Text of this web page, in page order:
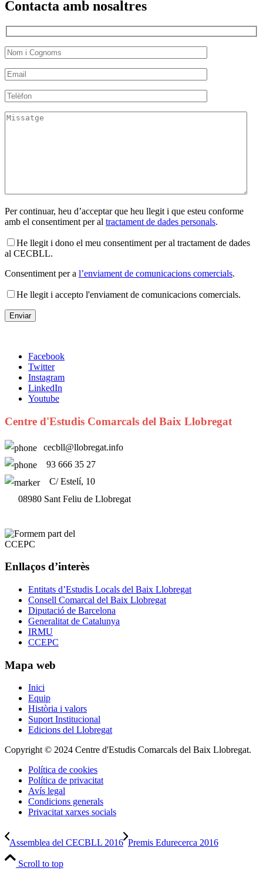
Contacta amb nosaltres
Per continuar, heu d’acceptar que heu llegit i que esteu conforme
amb el consentiment per al tractament de dades personals.
He llegit i dono el meu consentiment per al tractament de dades
al CECBLL.
Consentiment per a l’enviament de comunicacions comercials.
He llegit i accepto l'enviament de comunicacions comercials.
Facebook
Twitter
Instagram
LinkedIn
Youtube
Centre d'Estudis Comarcals del Baix Llobregat
cecbll@llobregat.info
93 666 35 27
C/ Estelí, 10
08980 Sant Feliu de Llobregat
Enllaços d’interès
Entitats d’Estudis Locals del Baix Llobregat
Consell Comarcal del Baix Llobregat
Diputació de Barcelona
Generalitat de Catalunya
IRMU
CCEPC
Mapa web
Inici
Equip
Història i valors
Suport Institucional
Edicions del Llobregat
Copyright © 2024 Centre d'Estudis Comarcals del Baix Llobregat.
Política de cookies
Política de privacitat
Avís legal
Condicions generals
Privacitat xarxes socials
Assemblea del CECBLL 2016 Premis Edurecerca 2016
Scroll to top